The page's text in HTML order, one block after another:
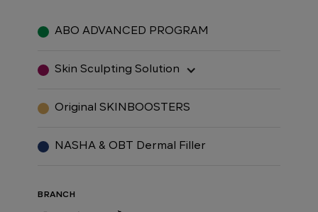
ABO ADVANCED PROGRAM
Skin Sculpting Solution
Original SKINBOOSTERS
NASHA & OBT Dermal Filler
BRANCH